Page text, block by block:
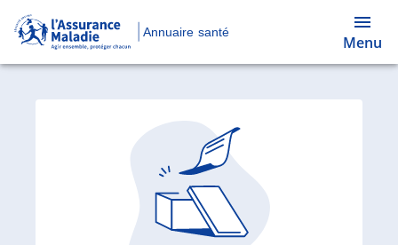
Annuaire santé
Menu